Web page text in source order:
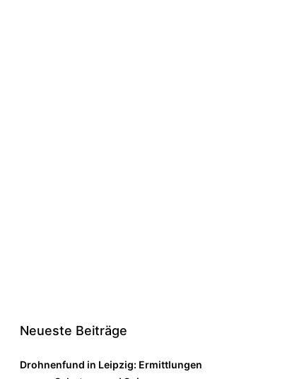
Neueste Beiträge
Drohnenfund in Leipzig: Ermittlungen